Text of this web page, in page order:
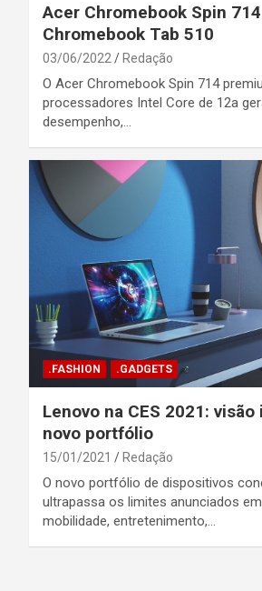
Acer Chromebook Spin
Chromebook Tab 510
03/06/2022 Redação
O Acer Chromebook Spin 714
processadores Intel Core de 12a
desempenho,…
.FASHION .GADGETS
Lenovo na CES 2021:
novo portfólio
15/01/2021 Redação
O novo portfólio de dispositivos
ultrapassa os limites anunciados
mobilidade, entretenimento,…